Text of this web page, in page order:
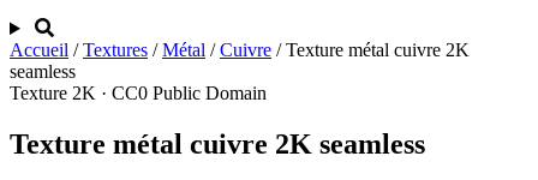
Accueil / Textures / Métal / Cuivre / Texture métal cuivre 2K
seamless
Texture 2K · CC0 Public Domain
Texture métal cuivre 2K seamless